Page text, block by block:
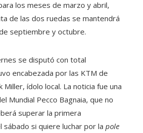
los meses de marzo y abril,
de las dos ruedas se mantendrá
septiembre y octubre.
se disputó con total
encabezada por las KTM de
Miller, ídolo local. La noticia fue una
Mundial Pecco Bagnaia, que no
superar la primera
si quiere luchar por la pole